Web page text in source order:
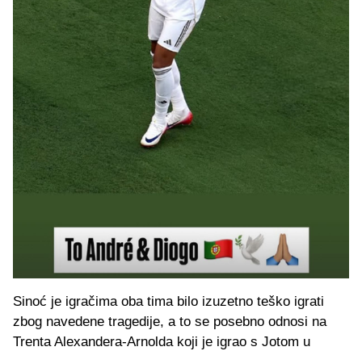
Sinoć je igračima oba tima bilo izuzetno teško igrati
zbog navedene tragedije, a to se posebno odnosi na
Trenta Alexandera-Arnolda koji je igrao s Jotom u